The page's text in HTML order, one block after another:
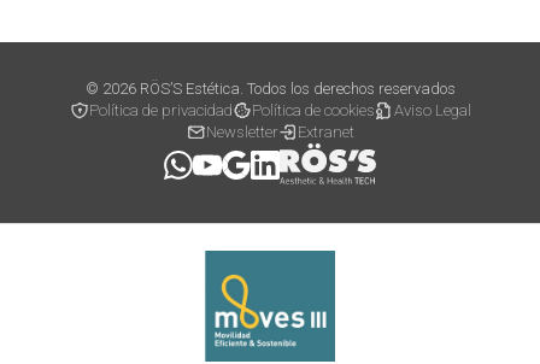
© 2026 RÖS’S Estética. Todos los derechos reservados
Política de privacidad
Política de cookies
Aviso Legal
Newsletter
Extranet